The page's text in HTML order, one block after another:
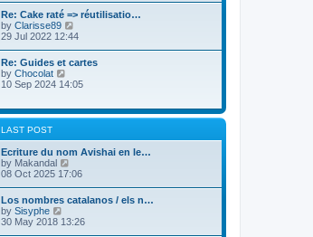
o
s
t
e
s
t
p
o
s
t
t
h
e
l
a
t
e
t
p
o
s
t
Re: Cake raté => réutilisatio…
by Clarisse89
i
t
h
e
a
t
s
t
o
s
t
29 Jul 2022 12:44
Re: Guides et cartes
by Chocolat
i
t
l
a
t
e
s
t
o
s
10 Sep 2024 14:05
LAST POST
Ecriture du nom Avishai en le…
by Makandal
i
t
h
e
08 Oct 2025 17:06
Los nombres catalanos / els n…
by Sisyphe
i
30 May 2018 13:26